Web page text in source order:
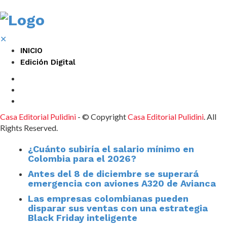
✕
INICIO
Edición Digital
Casa Editorial Pulidini - © CopyrightCasa Editorial Pulidini. All
Rights Reserved.
¿Cuánto subiría el salario mínimo en
Colombia para el 2026?
Antes del 8 de diciembre se superará
emergencia con aviones A320 de Avianca
Las empresas colombianas pueden
disparar sus ventas con una estrategia
Black Friday inteligente